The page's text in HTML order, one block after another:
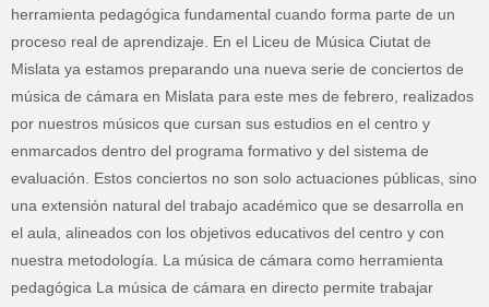
herramienta pedagógica fundamental cuando forma parte de un
proceso real de aprendizaje. En el Liceu de Música Ciutat de
Mislata ya estamos preparando una nueva serie de conciertos de
música de cámara en Mislata para este mes de febrero, realizados
por nuestros músicos que cursan sus estudios en el centro y
enmarcados dentro del programa formativo y del sistema de
evaluación. Estos conciertos no son solo actuaciones públicas, sino
una extensión natural del trabajo académico que se desarrolla en
el aula, alineados con los objetivos educativos del centro y con
nuestra metodología. La música de cámara como herramienta
pedagógica La música de cámara en directo permite trabajar